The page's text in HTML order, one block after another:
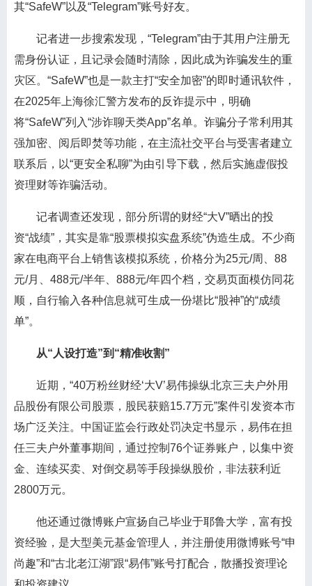
其“SafeW”以及“Telegram”账号好友。
记者进一步搜索发现，“Telegram”由于其用户注册无
需身份认证，且记录会随时清除，因此成为诈骗发生的重
灾区。“SafeW”也是一款主打“安全加密”的即时通讯软件，
在2025年上海徐汇警方发布的反诈提示中，明确
将“SafeW”列入“涉诈聊天类App”名单。诈骗分子常利用其
强加密、阅后即焚等功能，在主流社交平台与受害者建立
联系后，以“更安全私聊”为由引导下载，然后实施虚假投
资理财等诈骗活动。
记者调查还发现，部分所谓的财经“大V”晒出的投
资“战绩”，其实是靠“股票模拟实盘系统”伪造生成。不少商
家在电商平台上销售该模拟系统，价格分为25元/周、88
元/月、488元/半年、888元/年四个档，交易页面模仿同花
顺，自行输入各种信息就可生成一份堪比“股神”的“成绩
单”。
从“人设打造”到“精准收割”
近期，“40万粉丝财经‘大V’易伟操纵北京三夫户外用
品股份有限公司股票，股民获赔15.7万元”案件引发资本市
场广泛关注。中国证监会行政处罚决定书显示，易伟在担
任三夫户外董事期间，通过控制76个证券账户，以集中资
金、连续买卖、对倒交易等手段操纵股价，非法获利近
2800万元。
他还通过微博账户宣扬自己毕业于耶鲁大学，富有投
资经验，是大型美元基金管理人，并注册使用微博账号“申
尚趣”和“古北老江湖”跟“易伟”账号打配合，散播投资理论